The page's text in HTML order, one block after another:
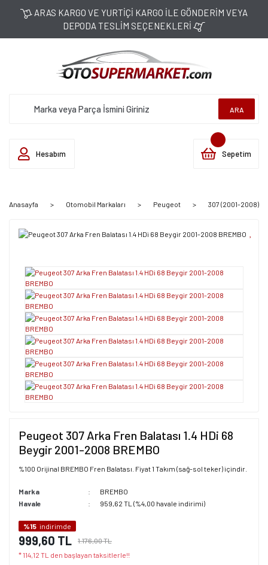
ARAS KARGO VE YURTİÇİ KARGO İLE GÖNDERİM VEYA
DEPODA TESLİM SEÇENEKLERİ
ARA
Hesabım Sepetim
Anasayfa Otomobil Markaları Peugeot 307 (2001-2008)
Peugeot 307 Arka Fren Balatası 1.4 HDi 68
Beygir 2001-2008 BREMBO
%100 Orijinal BREMBO Fren Balatası. Fiyat 1 Takım (sağ-sol teker) içindir.
Marka
BREMBO
Havale
959,62 TL (%4,00 havale indirimi)
%15 indirimde
999,60 TL
1.176,00 TL
* 114,12 TL den başlayan taksitlerle!!